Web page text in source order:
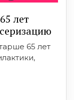
лет
65 лет